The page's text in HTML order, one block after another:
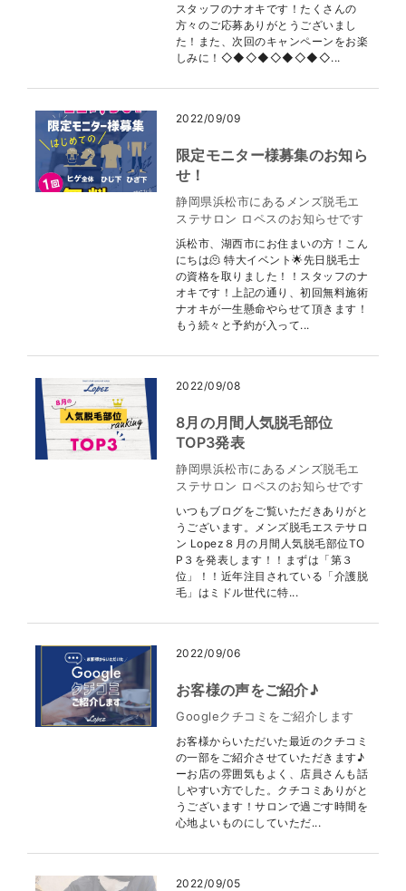
スタッフのナオキです！たくさんの
方々のご応募ありがとうございまし
た！また、次回のキャンペーンをお楽
しみに！◇◆◇◆◇◆◇◆◇...
2022/09/09
限定モニター様募集のお知ら
せ！
静岡県浜松市にあるメンズ脱毛エ
ステサロン ロペスのお知らせです
浜松市、湖西市にお住まいの方！こん
にちは🫠 特大イベント🌟先日脱毛士
の資格を取りました！！スタッフのナ
オキです！上記の通り、初回無料施術
ナオキが一生懸命やらせて頂きます！
もう続々と予約が入って...
2022/09/08
8月の月間人気脱毛部位
TOP3発表
静岡県浜松市にあるメンズ脱毛エ
ステサロン ロペスのお知らせです
いつもブログをご覧いただきありがと
うございます。メンズ脱毛エステサロ
ン Lopez８月の月間人気脱毛部位TO
P３を発表します！！まずは「第３
位」！！近年注目されている「介護脱
毛」はミドル世代に特...
2022/09/06
お客様の声をご紹介♪
Googleクチコミをご紹介します
お客様からいただいた最近のクチコミ
の一部をご紹介させていただきます♪
ーお店の雰囲気もよく、店員さんも話
しやすい方でした。クチコミありがと
うございます！サロンで過ごす時間を
心地よいものにしていただ...
2022/09/05